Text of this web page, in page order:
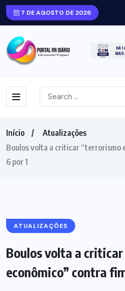
7 DE AGOSTO DE 2026
Início
Atualizações
Boulos volta a criticar “terrorismo
6 por 1
ATUALIZAÇÕES
Boulos volta a
econômico” contra